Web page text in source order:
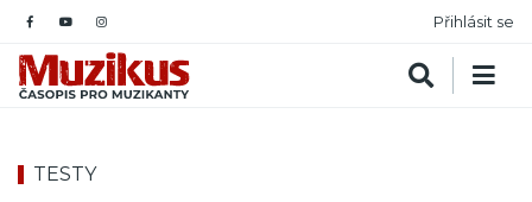
Přihlásit se
TESTY